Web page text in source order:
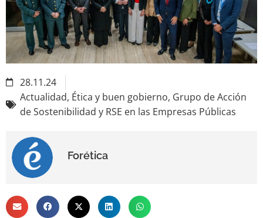
28.11.24
Actualidad, Ética y buen gobierno, Grupo de Acción
de Sostenibilidad y RSE en las Empresas Públicas
Forética